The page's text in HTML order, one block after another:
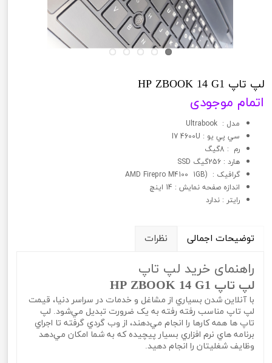
لپ تاپ HP ZBOOK 14 G1
اتمام موجودی
مدل : Ultrabook
سي پي يو : I7 4600U
رم : 8گیگ
هارد : 256گیگ SSD
گرافيک : (AMD Firepro M4100 1GB
اندازه صفحه نمایش : 14 اینچ
رایتر : ندارد
توضیحات اجمالی نظرات
راهنمای خرید لپ تاپ
لپ تاپ HP ZBOOK 14 G1
با آنلاين شدن بسياري از مشاغل و خدمات در سراسر دنيا، قيمت
لپ تاپ مناسب رفته رفته به يک ضرورت تبديل مي‌شود. لپ
تاپ ها همه کارها را انجام مي‌دهند، از وب گردي گرفته تا اجراي
برنامه هاي نرم افزاري بسيار پيچيده که به شما امکان مي‌دهد
وظايف شغليتان را انجام دهيد.